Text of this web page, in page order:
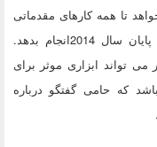
تا همه کارهای مقدماتی
برای افتتاح دفتر اتحادیه اروپا در تهران را تا پایان سال 2014انجام بدهد.
می تواند ابزاری موثر برای
که حامی گفتگو درباره